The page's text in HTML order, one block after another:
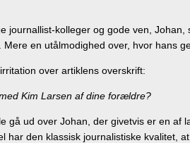
journallist-kolleger og gode ven,
Mere en utålmodighed over, hvor hans
over artiklens overskrift:
Kim Larsen af dine forældre?
gå ud over Johan, der givetvis er en af
har den klassisk journalistiske